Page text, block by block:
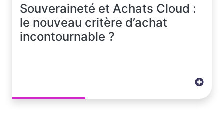
Souveraineté et Achats Cloud :
le nouveau critère d’achat
incontournable ?